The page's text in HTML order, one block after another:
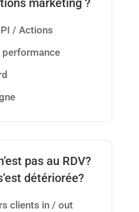
marketing ?
/ Actions
performance
pas au RDV?
détériorée?
clients in / out